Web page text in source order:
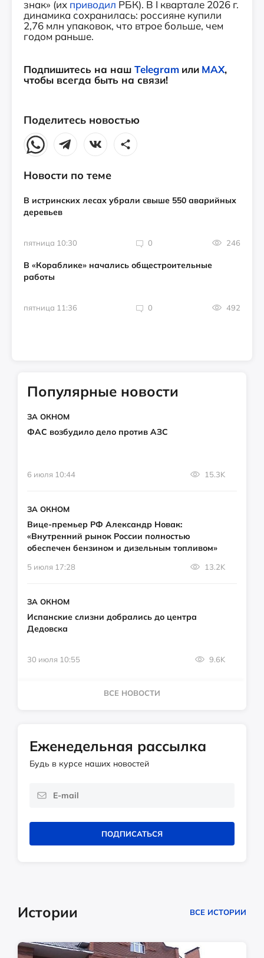
знак» (их приводил РБК). В I квартале 2026 г.
динамика сохранилась: россияне купили
2,76 млн упаковок, что втрое больше, чем
годом раньше.
Подпишитесь на наш Telegram или MAX,
чтобы всегда быть на связи!
Поделитесь новостью
Новости по теме
В истринских лесах убрали свыше 550 аварийных
деревьев
пятница 10:30 0 246
В «Кораблике» начались общестроительные
работы
пятница 11:36 0 492
Популярные новости
ЗА ОКНОМ
ФАС возбудило дело против АЗС
6 июля 10:44 15.3K
ЗА ОКНОМ
Вице-премьер РФ Александр Новак:
«Внутренний рынок России полностью
обеспечен бензином и дизельным топливом»
5 июля 17:28 13.2K
ЗА ОКНОМ
Испанские слизни добрались до центра
Дедовска
30 июля 10:55 9.6K
ВСЕ НОВОСТИ
Еженедельная рассылка
Будь в курсе наших новостей
ПОДПИСАТЬСЯ
Истории ВСЕ ИСТОРИИ